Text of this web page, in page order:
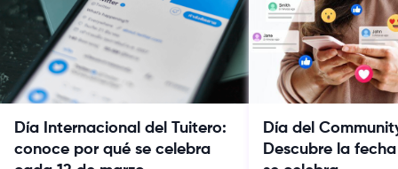
Día Internacional del Tuitero:
conoce por qué se celebra
Día del
Descubre la